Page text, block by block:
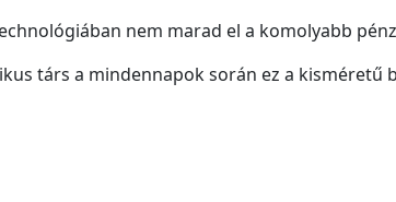
nem marad el a komolyabb
társ a mindennapok során ez a